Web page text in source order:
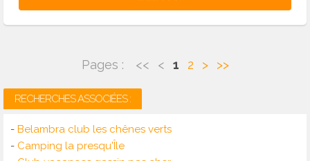
Pages : << < 1 2 > >>
RECHERCHES ASSOCIÉES :
- Belambra club les chênes verts
- Camping la presqu'Île